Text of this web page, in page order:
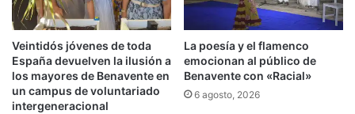
Veintidós jóvenes de toda
España devuelven la ilusión a
los mayores de Benavente en
un campus de voluntariado
intergeneracional
La poesía y el flamenco
emocionan al público de
Benavente con «Racial»
6 agosto, 2026